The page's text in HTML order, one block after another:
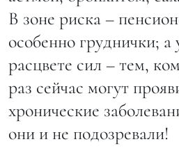
В зоне риска –
особенно груднички;
расцвете сил – тем,
раз сейчас могут
хронические
они и не подозревали!